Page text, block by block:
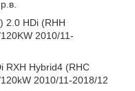
2.0 HDi (RHH
2010/11-
RXH Hybrid4 (RHC
2010/11-2018/12